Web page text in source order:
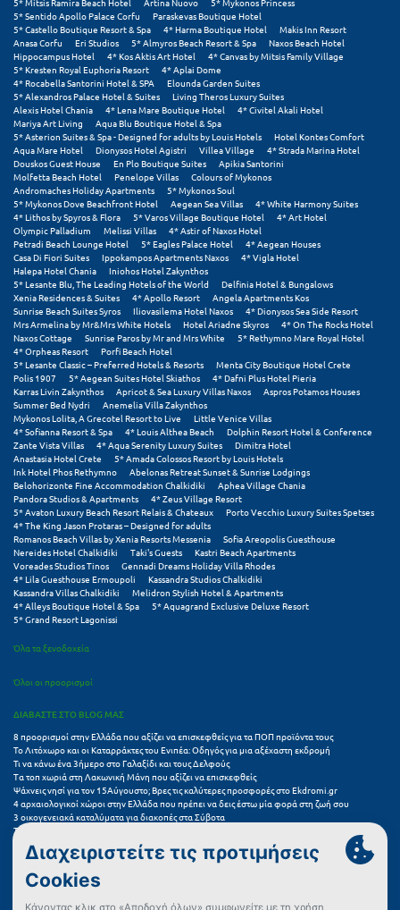
Μπαλί Κρήτης
Μπάνσκο
Μπούκα Μεσσηνίας
Μύκονος
Μυστράς
Μυτιλήνη
Ν
Νάξος
Νάουσα
Ναυπακτία
Ναύπλιο
Νέα Μάκρη
Νέα Στύρα Εύβοιας
Νέοι Πόροι Πιερίας
Ξ
Ξυλόκαστρο
Ο
Ορεινή Αρκαδία
Ορεινή Ναυπακτία
Πάλαιρος
Παξοί
Παραλία Κατερίνης
Παραλία Λιτοχώρου
Παράλιο Άστρος
5* Sentido Apollo Palace Corfu
Paraskevas Boutique Hotel
5* Castello Boutique Resort & Spa
4* Harma Boutique Hotel
Makis Inn Resort
Anasa Corfu
Eri Studios 5* Almyros Beach Resort & Spa
Naxos Beach Hotel
Hippocampus Hotel
4* Kos Aktis Art Hotel
4* Canvas by Mitsis Family Village
5* Kresten Royal Euphoria Resort
4* Aplai Dome
4* Rocabella Santorini Hotel & SPA
Elounda Garden Suites
5* Alexandros Palace Hotel & Suites
Living Theros Luxury Suites
Alexis Hotel Chania
4* Lena Mare Boutique Hotel
4* Civitel Akali Hotel
Mariya Art Living
Aqua Blu Boutique Hotel & Spa
5* Asterion Suites & Spa - Designed for adults by Louis Hotels
Hotel Kontes Comfort
Aqua Mare Hotel
Dionysos Hotel Agistri Villea Village
4* Strada Marina Hotel
Douskos Guest House
En Plo Boutique Suites
Apikia Santorini
Molfetta Beach Hotel
Penelope Villas
Colours of Mykonos
Andromaches Holiday Apartments
5* Mykonos Soul
5* Mykonos Dove Beachfront Hotel
Aegean Sea Villas
4* White Harmony Suites
4* Lithos by Spyros & Flora
5* Varos Village Boutique Hotel
4* Art Hotel
Olympic Palladium
Melissi Villas
4* Astir of Naxos Hotel
Petradi Beach Lounge Hotel
5* Eagles Palace Hotel
4* Aegean Houses
Casa Di Fiori Suites
Ippokampos Apartments Naxos
4* Vigla Hotel
Halepa Hotel Chania
Iniohos Hotel Zakynthos
5* Lesante Blu, The Leading Hotels of the World
Delfinia Hotel & Bungalows
Xenia Residences & Suites
4* Apollo Resort
Angela Apartments Kos
Sunrise Beach Suites Syros
Iliovasilema Hotel Naxos
4* Dionysos Sea Side Resort
Mrs Armelina by Mr&Mrs White Hotels
Hotel Ariadne Skyros
4* On The Rocks Hotel
Naxos Cottage
Sunrise Paros by Mr and Mrs White
5* Rethymno Mare Royal Hotel
4* Orpheas Resort
Porfi Beach Hotel
5* Lesante Classic – Preferred Hotels & Resorts
Menta City Boutique Hotel Crete
Polis 1907
5* Aegean Suites Hotel Skiathos
4* Dafni Plus Hotel Pieria
Karras Livin Zakynthos
Apricot & Sea Luxury Villas Naxos
Aspros Potamos Houses
Summer Bed Nydri
Anemelia Villa Zakynthos
Mykonos Lolita, A Grecotel Resort to Live
Little Venice Villas
4* Sofianna Resort & Spa
4* Louis Althea Beach
Dolphin Resort Hotel & Conference
Zante Vista Villas
4* Aqua Serenity Luxury Suites
Dimitra Hotel
Anastasia Hotel Crete
5* Amada Colossos Resort by Louis Hotels
Ink Hotel Phos Rethymno
Abelonas Retreat Sunset & Sunrise Lodgings
Belohorizonte Fine Accommodation Chalkidiki
Aphea Village Chania
Pandora Studios & Apartments
4* Zeus Village Resort
5* Avaton Luxury Beach Resort Relais & Chateaux
Porto Vecchio Luxury Suites Spetses
4* The King Jason Protaras – Designed for adults
Romanos Beach Villas by Xenia Resorts Messenia
Sofia Areopolis Guesthouse
Nereides Hotel Chalkidiki
Taki's Guests
Kastri Beach Apartments
Voreades Studios Tinos
Gennadi Dreams Holiday Villa Rhodes
4* Lila Guesthouse Ermoupoli
Kassandra Studios Chalkidiki
Kassandra Villas Chalkidiki
Melidron Stylish Hotel & Apartments
4* Alleys Boutique Hotel & Spa
5* Aquagrand Exclusive Deluxe Resort
5* Grand Resort Lagonissi
Όλα τα ξενοδοχεία
Όλοι οι προορισμοί
ΔΙΑΒΑΣΤΕ ΣΤΟ BLOG ΜΑΣ
8 προορισμοί στην Ελλάδα που αξίζει να επισκεφθείς για τα ΠΟΠ προϊόντα τους
Το Λιτόχωρο και οι Καταρράκτες του Ενιπέα: Οδηγός για μια αξέχαστη εκδρομή
Τι να κάνω ένα 3ήμερο στο Γαλαξίδι και τους Δελφούς
Τα τοπ χωριά στη Λακωνική Μάνη που αξίζει να επισκεφθείς
Ψάχνεις νησί για τον 15Αύγουστο; Βρες τις καλύτερες προσφορές στο Ekdromi.gr
4 αρχαιολογικοί χώροι στην Ελλάδα που πρέπει να δεις έστω μία φορά στη ζωή σου
3 οικογενειακά καταλύματα για διακοπές στα Σύβοτα
Τα 11 καλύτερα καλοκαιρινά resorts στην Ελλάδα
7 μικρά ελληνικά νησιά για αξέχαστες καλοκαιρινές διακοπές
5+1 ινσταγκραμικές παραλίες στην Ελλάδα που αξίζουν μια θέση στο feed σου
Συχνές Ερωτήσεις (FAQs) για Ξενοδοχεία